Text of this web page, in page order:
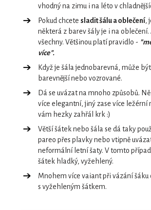
vhodný na zimu i na léto v
Pokud chcete sladit šálu a oblečení,
některá z barev šály je i na oblečení.
všechny. Většinou platí pravidlo -
více".
Když je šála jednobarevná, může
barevnější nebo vozrované.
Dá se uvázat na mnoho způsobů.
více elegantní, jiný zase více ležérní
vám hezky zahřál krk :)
Větší šátek nebo šála se dá taky
pareo přes plavky nebo vtipně
neformální letní šaty. V tomto
šátek hladký, vyžehlený.
Mnohem více vaiant při vázání šáku
s vyžehleným šátkem.